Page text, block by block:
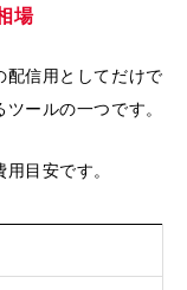
場
配信用としてだけで
ールの一つです。
目安です。